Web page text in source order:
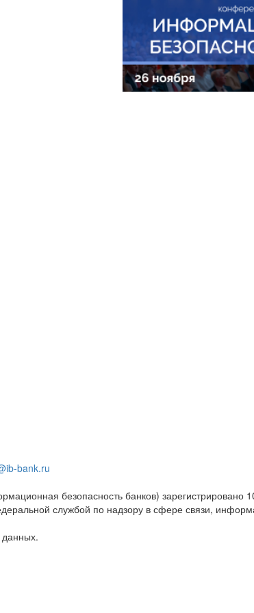
bank.ru
безопасность банков) зарегистрировано
службой по надзору в сфере связи,